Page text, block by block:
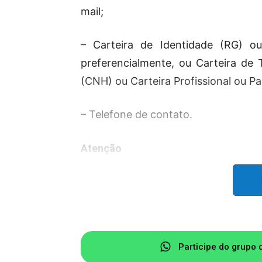
mail;
– Carteira de Identidade (RG)
preferencialmente, ou Carteira de
(CNH) ou Carteira Profissional ou
– Telefone de contato.
Atenção
A Prefeitura reitera que, antes de
atentamente o Edital nº 266/2025,
enviada para o e-mail
Participe do grupo